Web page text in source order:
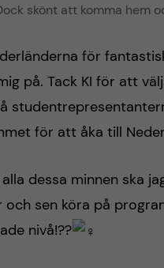
skönt att komma hem
för
på. Tack KI för att
för att åka till
dessa minnen ska
och sen köra på
nivå!??‍